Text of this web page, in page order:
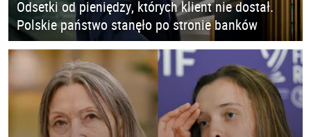
Odsetki od pieniędzy, których klient nie dostał.
Polskie państwo stanęło po stronie banków